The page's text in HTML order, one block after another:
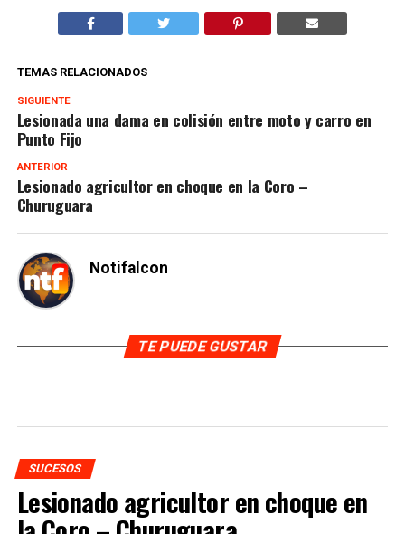
TEMAS RELACIONADOS
SIGUIENTE
Lesionada una dama en colisión entre moto y carro en
Punto Fijo
ANTERIOR
Lesionado agricultor en choque en la Coro –
Churuguara
Notifalcon
TE PUEDE GUSTAR
SUCESOS
Lesionado agricultor en choque en